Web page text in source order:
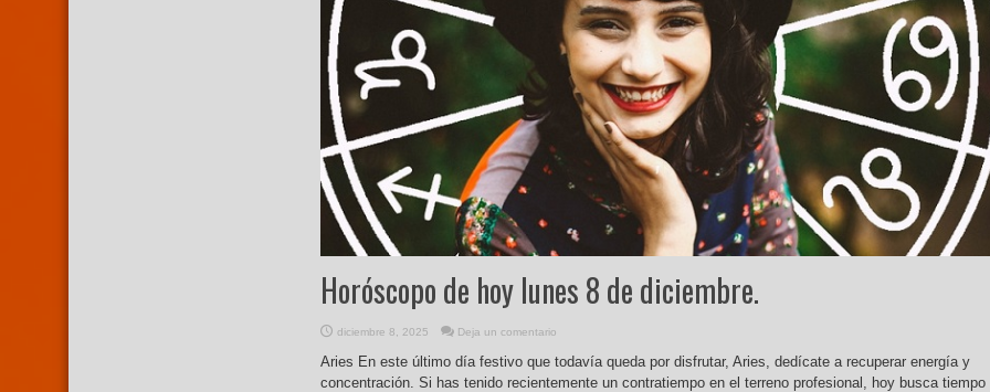
Horóscopo de hoy lunes 8 de diciembre.
diciembre 8, 2025 Deja un comentario
Aries En este último día festivo que todavía queda por disfrutar, Aries, dedícate a recuperar energía y
concentración. Si has tenido recientemente un contratiempo en el terreno profesional, hoy busca tiempo